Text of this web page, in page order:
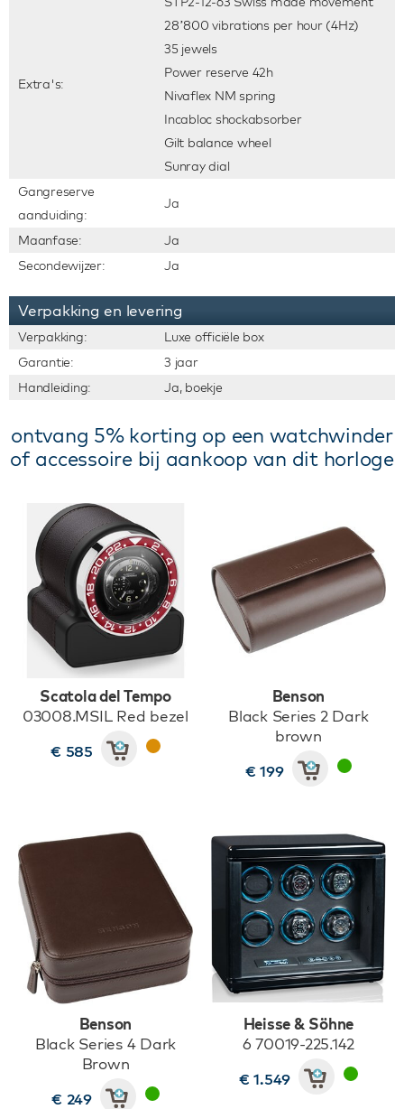
Extra's:
28’800 vibrations per hour (4Hz)
35 jewels
Power reserve 42h
Nivaflex NM spring
Incabloc shockabsorber
Gilt balance wheel
Sunray dial
Gangreserve
aanduiding:
Ja
Maanfase:
Ja
Secondewijzer:
Ja
Verpakking en levering
Verpakking:
Luxe officiële box
Garantie:
3 jaar
Handleiding:
Ja, boekje
ontvang 5% korting op een watchwinder
of accessoire bij aankoop van dit horloge
Scatola del Tempo
03008.MSIL Red bezel
€ 585
Benson
Black Series 2 Dark
brown
€ 199
Benson
Black Series 4 Dark
Brown
€ 249
Heisse & Söhne
6 70019-225.142
€ 1.549